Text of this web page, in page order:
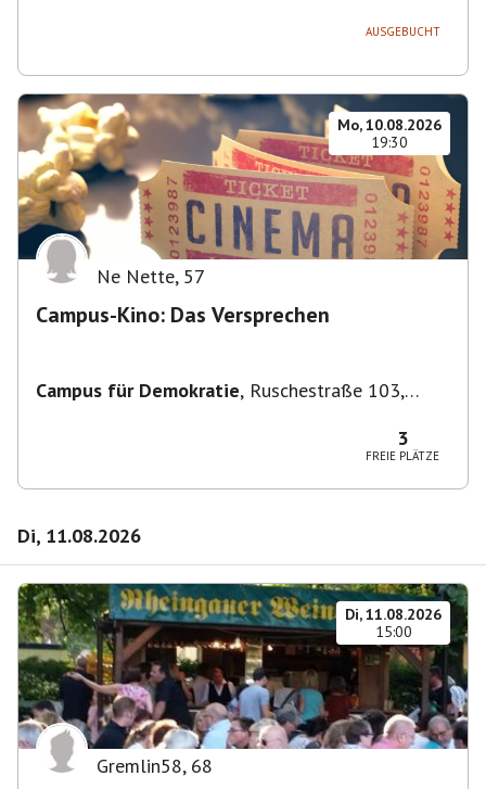
AUSGEBUCHT
Mo, 10.08.2026
19:30
Ne Nette, 57
Campus-Kino: Das Versprechen
Campus für Demokratie, Ruschestraße 103,
3
FREIE PLÄTZE
Di, 11.08.2026
Di, 11.08.2026
15:00
Gremlin58, 68